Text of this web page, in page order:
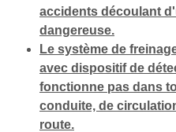
accidents découlant
dangereuse.
Le système de
avec dispositif de
fonctionne pas dans
conduite, de
route.